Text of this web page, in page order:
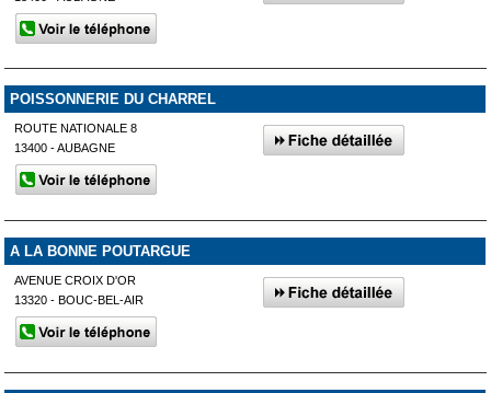
POISSONNERIE DU CHARREL
ROUTE NATIONALE 8
13400 - AUBAGNE
A LA BONNE POUTARGUE
AVENUE CROIX D'OR
13320 - BOUC-BEL-AIR